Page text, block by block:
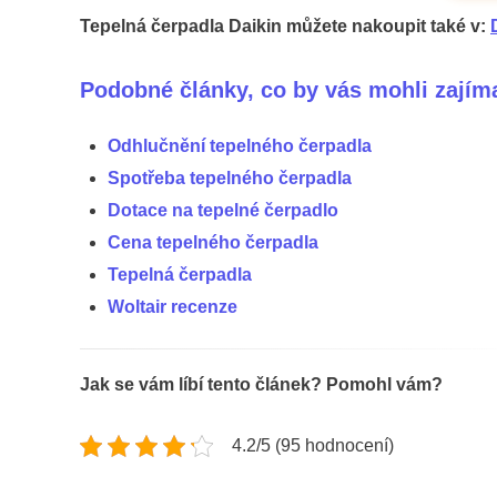
Tepelná čerpadla Daikin můžete nakoupit také v:
Podobné články, co by vás mohli
Odhlučnění tepelného čerpadla
Spotřeba tepelného čerpadla
Dotace na tepelné čerpadlo
Cena tepelného čerpadla
Tepelná čerpadla
Woltair recenze
Jak se vám líbí tento článek? Pomohl vám?
4.2/5 (95 hodnocení)